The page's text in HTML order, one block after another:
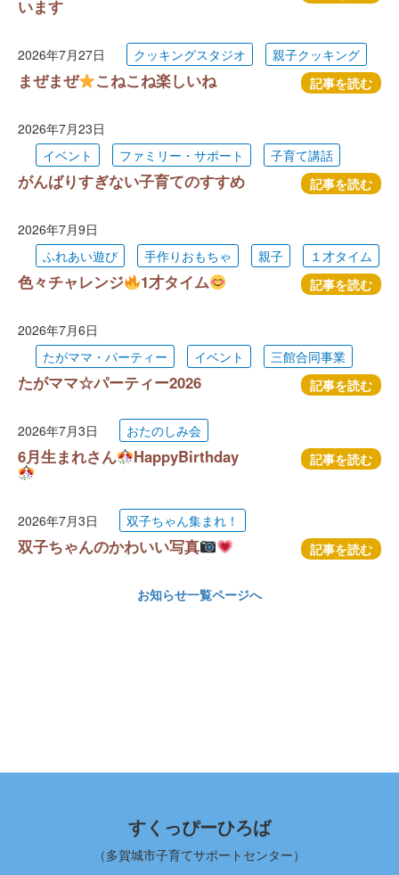
います
2026年7月27日 クッキングスタジオ 親子クッキング
まぜまぜ こねこね楽しいね 記事を読む
2026年7月23日
イベント
ファミリー・サポート 子育て講話
がんばりすぎない子育てのすすめ 記事を読む
2026年7月9日
ふれあい遊び
手作りおもちゃ 親子 １才タイム
色々チャレンジ 1才タイム 記事を読む
2026年7月6日
たがママ・パーティー
イベント 三館合同事業
たがママ☆パーティー2026 記事を読む
2026年7月3日 おたのしみ会
6月生まれさん HappyBirthday 記事を読む
2026年7月3日 双子ちゃん集まれ！
双子ちゃんのかわいい写真 記事を読む
お知らせ一覧ページへ
すくっぴーひろば
（多賀城市子育てサポートセンター）